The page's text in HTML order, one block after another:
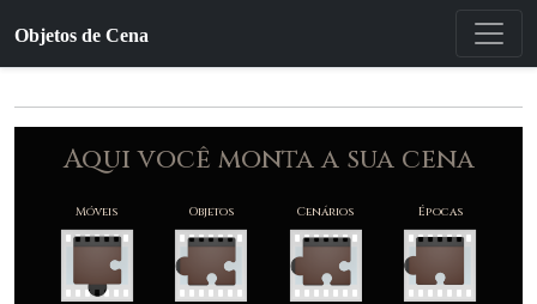
Objetos de Cena
Móveis Objetos Cenários Épocas